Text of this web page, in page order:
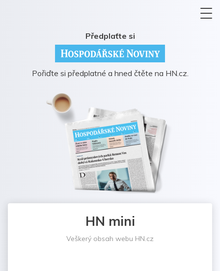
Předplaťte si
Pořiďte si předplatné a hned čtěte na HN.cz.
HN mini
Veškerý obsah webu HN.cz